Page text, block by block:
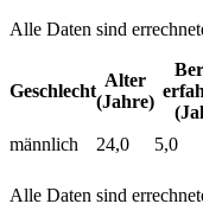
Alle Daten sind
Geschlecht
Alter
(Jahre)
männlich 24,0 5,0
Alle Daten sind